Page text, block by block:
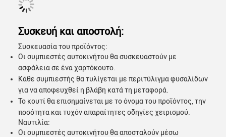
Συσκευή και αποστολή:
Συσκευασία του προϊόντος:
Οι συμπιεστές αυτοκινήτου θα συσκευαστούν με
ασφάλεια σε ένα χαρτόκουτο.
Κάθε συμπιεστής θα τυλίγεται με περιτύλιγμα φυσαλίδων
για να αποφευχθεί η βλάβη κατά τη μεταφορά.
Το κουτί θα επισημαίνεται με το όνομα του προϊόντος, την
ποσότητα και τυχόν απαραίτητες οδηγίες χειρισμού.
Ναυτιλία:
Οι συμπιεστές αυτοκινήτου θα αποσταλούν μέσω